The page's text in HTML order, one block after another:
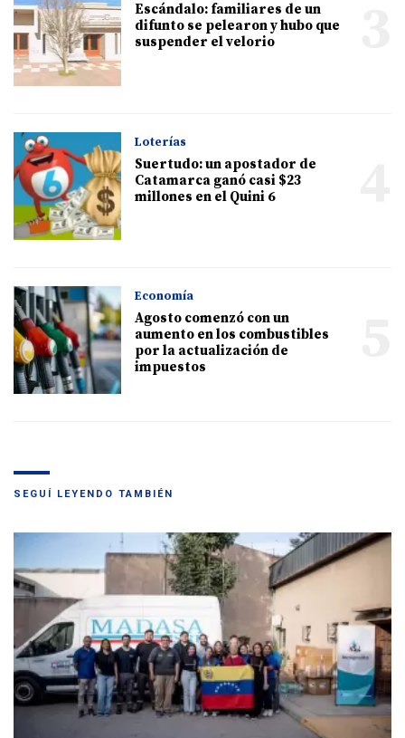
Escándalo: familiares de un
difunto se pelearon y hubo que
suspender el velorio
Loterías
Suertudo: un apostador de
Catamarca ganó casi $23
millones en el Quini 6
Economía
Agosto comenzó con un
aumento en los combustibles
por la actualización de
impuestos
SEGUÍ LEYENDO TAMBIÉN